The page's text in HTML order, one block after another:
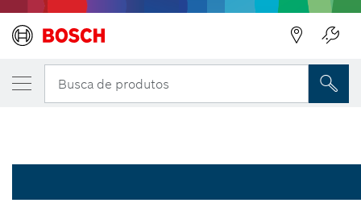
Busca de produtos
A VARIANTE QUE SELECIONASTE
PRO Multi Material Fibrous and Liquid
2 607 990 014